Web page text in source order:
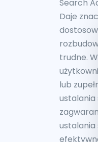
Search
Daje
trudne.
lub
ustalania
ustalania